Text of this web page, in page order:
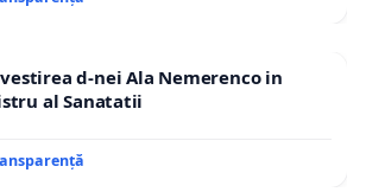
alcoolice, grătarelor sau
d-nei Ala Nemerenco in
al Sanatatii